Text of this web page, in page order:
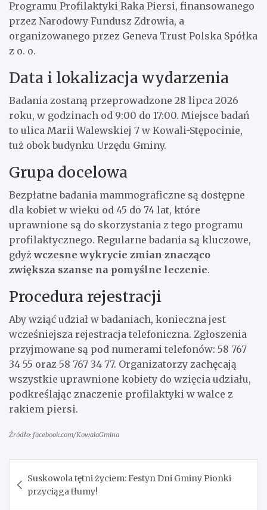
Programu Profilaktyki Raka Piersi, finansowanego
przez Narodowy Fundusz Zdrowia, a
organizowanego przez Geneva Trust Polska Spółka
z o. o.
Data i lokalizacja wydarzenia
Badania zostaną przeprowadzone 28 lipca 2026
roku, w godzinach od 9:00 do 17:00. Miejsce badań
to ulica Marii Walewskiej 7 w Kowali-Stępocinie,
tuż obok budynku Urzędu Gminy.
Grupa docelowa
Bezpłatne badania mammograficzne są dostępne
dla kobiet w wieku od 45 do 74 lat, które
uprawnione są do skorzystania z tego programu
profilaktycznego. Regularne badania są kluczowe,
gdyżwczesne wykrycie zmian znacząco
zwiększa szanse na pomyślne leczenie.
Procedura rejestracji
Aby wziąć udział w badaniach, konieczna jest
wcześniejsza rejestracja telefoniczna. Zgłoszenia
przyjmowane są pod numerami telefonów: 58 767
34 55 oraz 58 767 34 77. Organizatorzy zachęcają
wszystkie uprawnione kobiety do wzięcia udziału,
podkreślając znaczenie profilaktyki w walce z
rakiem piersi.
Źródło: facebook.com/KowalaGmina
wpisu
Suskowola tętni życiem: Festyn Dni Gminy Pionki
przyciąga tłumy!